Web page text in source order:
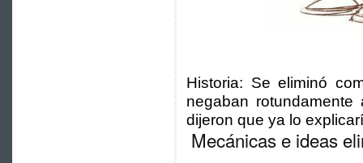
Historia: Se eliminó
negaban
dijeron que ya lo
Mecánicas e ideas